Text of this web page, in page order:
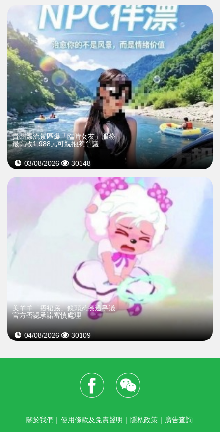
貴州漂流景區爆「臨時女友」服務
最高收1,988元可親抱惹爭議
03/08/2026 30348
美羊羊「捂裙底」鏡頭惹擦邊爭議
官方否認承諾審慎處理
04/08/2026 30109
關於我們 ｜ 使用條款及免責聲明 ｜ 隱私政策 ｜ 廣告查詢